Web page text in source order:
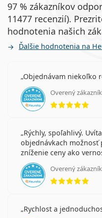
97 % zákazníkov
11477 recenzií).
hodnotenia našich
Ďalšie hodnotenia na
Objednávam niekoľko
Overený
Rýchly, spoľahlivý.
objednávkach možnosť
zníženie ceny ako
Overený
Rychlost a